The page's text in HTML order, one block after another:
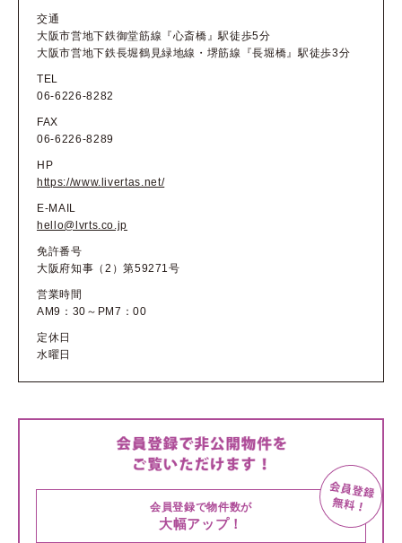
交通
大阪市営地下鉄御堂筋線『心斎橋』駅徒歩5分
大阪市営地下鉄長堀鶴見緑地線・堺筋線『長堀橋』駅徒歩3分
TEL
06-6226-8282
FAX
06-6226-8289
HP
https://www.livertas.net/
E-MAIL
hello@lvrts.co.jp
免許番号
大阪府知事（2）第59271号
営業時間
AM9：30～PM7：00
定休日
水曜日
会員登録で物件数が
大幅アップ！